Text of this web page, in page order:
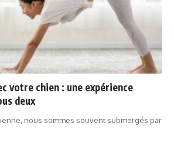
votre chien : une expérience
deux
nous sommes souvent submergés par